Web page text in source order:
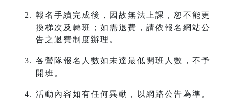
報名手續完成後，因故無法上課，恕不能更
換梯次及轉班；如需退費，請依報名網站公
告之退費制度辦理。
各營隊報名人數如未達最低開班人數，不予
開班。
活動內容如有任何異動，以網路公告為準。